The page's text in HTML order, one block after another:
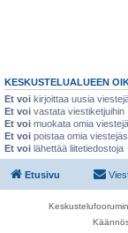
KESKUSTELUALUEEN
Et voi kirjoittaa uusia
Et voi vastata viestiketjuihin
Et voi muokata omia
Et voi poistaa omia
Et voi lähettää liitetiedostoja
Etusivu